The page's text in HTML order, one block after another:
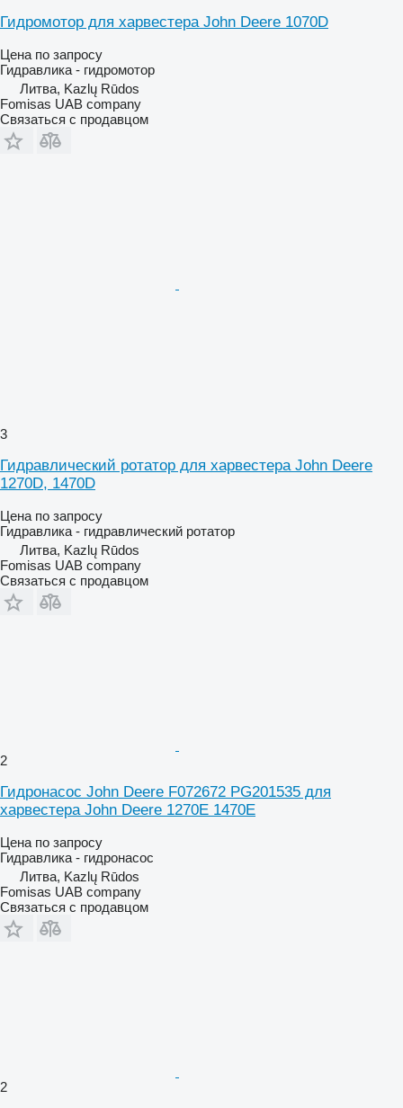
Гидромотор для харвестера John Deere 1070D
Цена по запросу
Гидравлика - гидромотор
Литва, Kazlų Rūdos
Fomisas UAB company
Связаться с продавцом
3
Гидравлический ротатор для харвестера John Deere
1270D, 1470D
Цена по запросу
Гидравлика - гидравлический ротатор
Литва, Kazlų Rūdos
Fomisas UAB company
Связаться с продавцом
2
Гидронасос John Deere F072672 PG201535 для
харвестера John Deere 1270E 1470E
Цена по запросу
Гидравлика - гидронасос
Литва, Kazlų Rūdos
Fomisas UAB company
Связаться с продавцом
2